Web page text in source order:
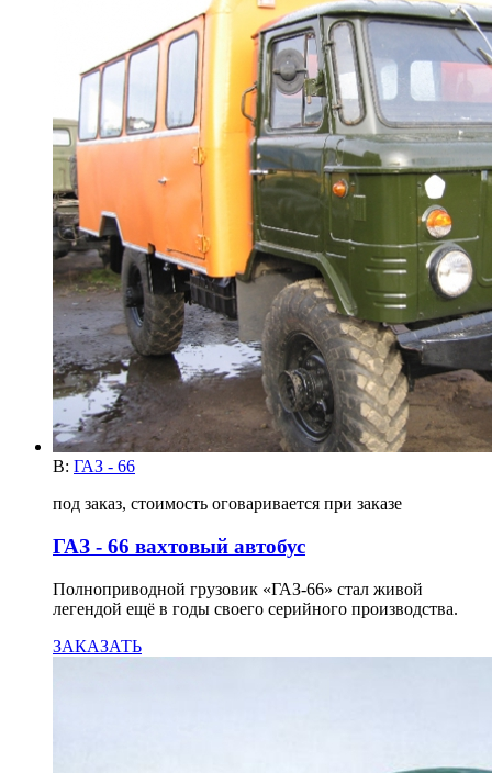
В: ГАЗ - 66
под заказ, стоимость оговаривается при заказе
ГАЗ - 66 вахтовый автобус
Полноприводной грузовик «ГАЗ-66» стал живой
легендой ещё в годы своего серийного производства.
ЗАКАЗАТЬ